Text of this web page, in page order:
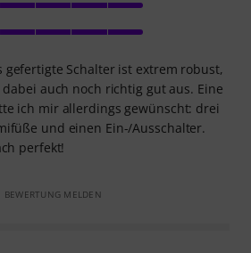
gefertigte Schalter ist extrem robust,
auch noch richtig gut aus. Eine
ich mir allerdings gewünscht: drei
und einen Ein-/Ausschalter.
perfekt!
BEWERTUNG MELDEN